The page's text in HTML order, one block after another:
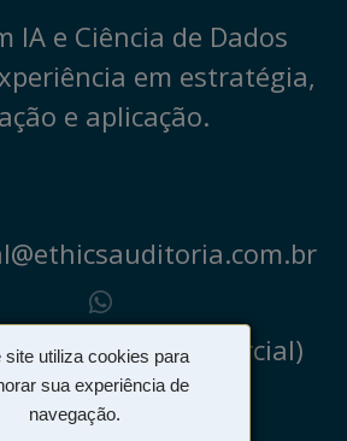
site utiliza cookies para
sua experiência de
navegação.
IA e Ciência de Dados
em estratégia,
e aplicação.
7933 (Comercial)
(85) 3264-0086